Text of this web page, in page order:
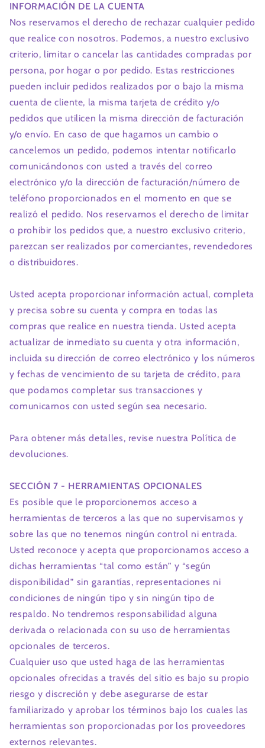
INFORMACIÓN DE LA CUENTA
Nos reservamos el derecho de rechazar cualquier pedido
que realice con nosotros. Podemos, a nuestro exclusivo
criterio, limitar o cancelar las cantidades compradas por
persona, por hogar o por pedido. Estas restricciones
pueden incluir pedidos realizados por o bajo la misma
cuenta de cliente, la misma tarjeta de crédito y/o
pedidos que utilicen la misma dirección de facturación
y/o envío. En caso de que hagamos un cambio o
cancelemos un pedido, podemos intentar notificarlo
comunicándonos con usted a través del correo
electrónico y/o la dirección de facturación/número de
teléfono proporcionados en el momento en que se
realizó el pedido. Nos reservamos el derecho de limitar
o prohibir los pedidos que, a nuestro exclusivo criterio,
parezcan ser realizados por comerciantes, revendedores
o distribuidores.
Usted acepta proporcionar información actual, completa
y precisa sobre su cuenta y compra en todas las
compras que realice en nuestra tienda. Usted acepta
actualizar de inmediato su cuenta y otra información,
incluida su dirección de correo electrónico y los números
y fechas de vencimiento de su tarjeta de crédito, para
que podamos completar sus transacciones y
comunicarnos con usted según sea necesario.
Para obtener más detalles, revise nuestra Política de
devoluciones.
SECCIÓN 7 - HERRAMIENTAS OPCIONALES
Es posible que le proporcionemos acceso a
herramientas de terceros a las que no supervisamos y
sobre las que no tenemos ningún control ni entrada.
Usted reconoce y acepta que proporcionamos acceso a
dichas herramientas “tal como están” y “según
disponibilidad” sin garantías, representaciones ni
condiciones de ningún tipo y sin ningún tipo de
respaldo. No tendremos responsabilidad alguna
derivada o relacionada con su uso de herramientas
opcionales de terceros.
Cualquier uso que usted haga de las herramientas
opcionales ofrecidas a través del sitio es bajo su propio
riesgo y discreción y debe asegurarse de estar
familiarizado y aprobar los términos bajo los cuales las
herramientas son proporcionadas por los proveedores
externos relevantes.